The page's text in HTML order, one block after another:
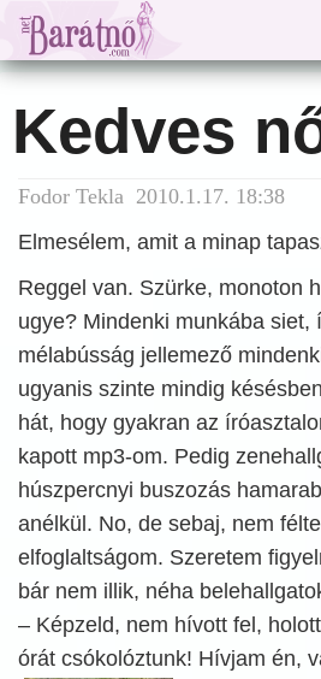
Kedves
Fodor Tekla 2010.1.17. 18:38
Elmesélem, amit a minap
Reggel van. Szürke, monoton
ugye? Mindenki munkába siet,
mélabússág jellemező
ugyanis szinte mindig
hát, hogy gyakran az
kapott mp3-om. Pedig
húszpercnyi buszozás
anélkül. No, de sebaj, nem
elfoglaltságom. Szeretem
bár nem illik, néha
– Képzeld, nem hívott fel,
órát csókolóztunk! Hívjam én,